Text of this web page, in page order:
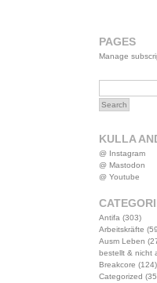
PAGES
Manage
KULLA
@ Instagram
@ Mastodon
@ Youtube
Antifa (303)
Arbeitskräfte
Ausm Leben
bestellt & nicht
Breakcore (124)
Categorized